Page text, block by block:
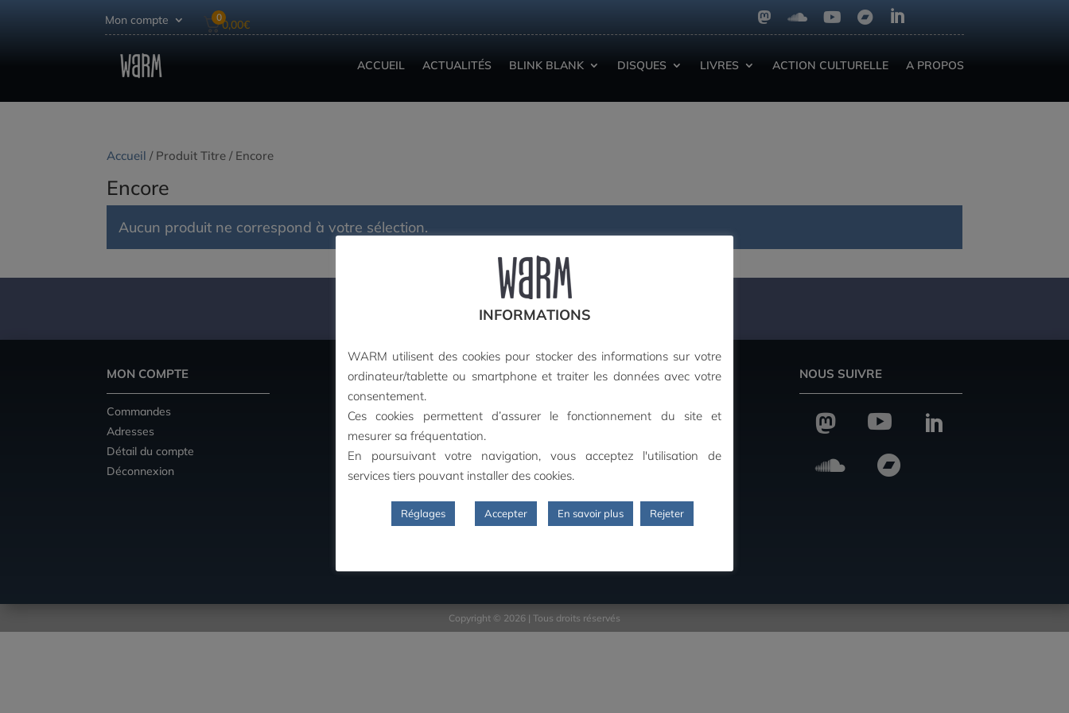
Mon compte 00,00€     
ACCUEIL ACTUALITÉS BLINK BLANK DISQUES LIVRES ACTION CULTURELLE A PROPOS
Accueil / Produit Titre / Encore
Encore
Aucun produit ne correspond à votre sélection.
PAIEMENT SECURISE
MON COMPTE
Commandes
Adresses
Détail du compte
Déconnexion
INFORMATIONS
Contact
Mentions Légales
A Propos
Conditions Générales de Vente
Conditions Générales
d’Utilisation (CGU)
WARM

19 rue Émile Zola
FRANCE

NOUS SUIVRE
  
 
Copyright © 2026 | Tous droits réservés
INFORMATIONS
WARM utilisent des cookies pour stocker des informations sur votre
ordinateur/tablette ou smartphone et traiter les données avec votre
consentement.
Ces cookies permettent d’assurer le fonctionnement du site et
mesurer sa fréquentation.
En poursuivant votre navigation, vous acceptez l'utilisation de
services tiers pouvant installer des cookies.
Réglages Accepter En savoir plus Rejeter